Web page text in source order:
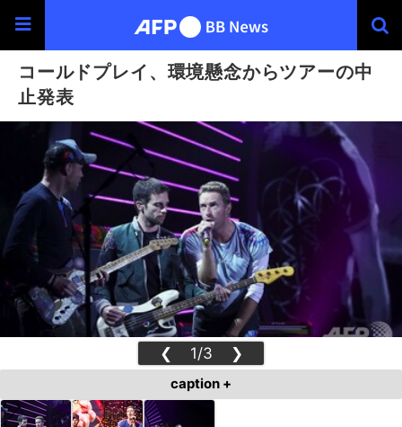
コールドプレイ、環境懸念からツアーの中
止発表
❮ 1/3 ❯
caption +